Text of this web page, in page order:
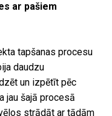
ar pašiem
tapšanas procesu
daudzu
un izpētīt pēc
jau šajā procesā
strādāt ar tādām